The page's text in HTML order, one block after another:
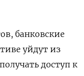
банковские
уйдут из
доступ к